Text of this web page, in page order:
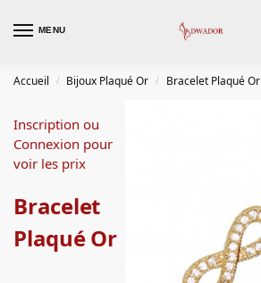
MENU
Accueil / Bijoux Plaqué Or / Bracelet Plaqué Or
Inscription ou
Connexion pour
voir les prix
Bracelet
Plaqué Or